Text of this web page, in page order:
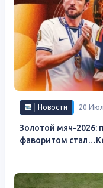
Новости 20
Золотой мяч-2026:
фаворитом